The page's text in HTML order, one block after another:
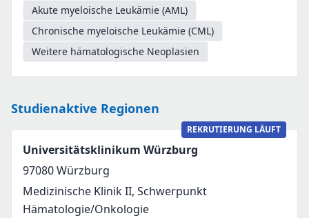
Akute myeloische Leukämie (AML)
Chronische myeloische Leukämie (CML)
Weitere hämatologische Neoplasien
Studienaktive Regionen
REKRUTIERUNG LÄUFT
Universitätsklinikum Würzburg
97080Würzburg
Medizinische Klinik II, Schwerpunkt
Hämatologie/Onkologie